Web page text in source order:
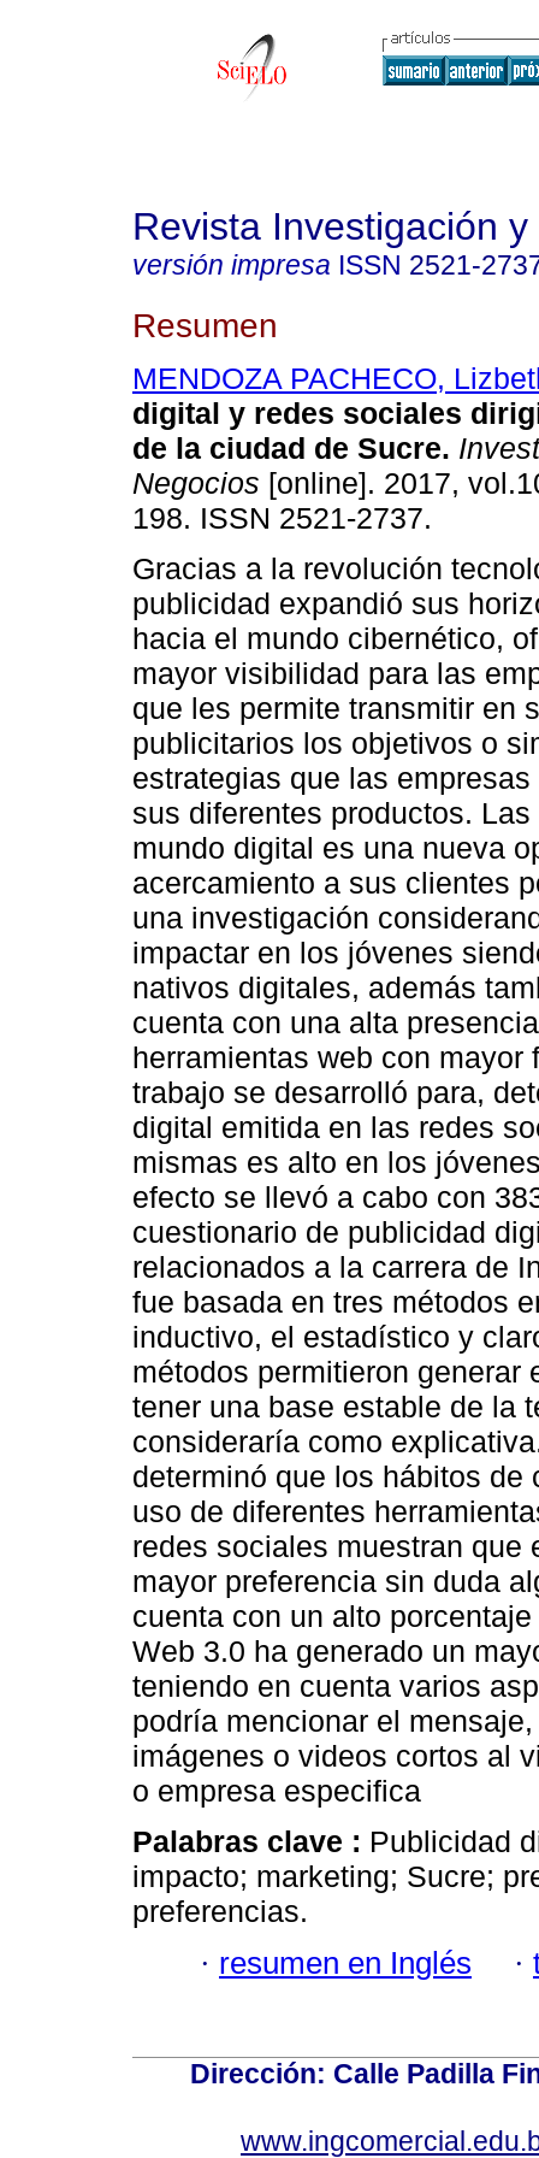
Revista Investigación
versión impresa ISSN 2521-
Resumen
MENDOZA PACHECO,
digital y redes sociales
de la ciudad de Sucre.
Negocios [online]. 2017,
198. ISSN 2521-2737.
Gracias a la revolución
publicidad expandió sus
hacia el mundo cibernético,
mayor visibilidad para las
que les permite transmitir en
publicitarios los objetivos o
estrategias que las
sus diferentes productos.
mundo digital es una nueva
acercamiento a sus clientes
una investigación
impactar en los jóvenes
nativos digitales, además
cuenta con una alta
herramientas web con
trabajo se desarrolló para,
digital emitida en las redes
mismas es alto en los
efecto se llevó a cabo con
cuestionario de publicidad
relacionados a la carrera de
fue basada en tres métodos
inductivo, el estadístico y
métodos permitieron
tener una base estable de la
consideraría como
determinó que los hábitos
uso de diferentes
redes sociales muestran que
mayor preferencia sin duda
cuenta con un alto
Web 3.0 ha generado un
teniendo en cuenta varios
podría mencionar el
imágenes o videos cortos al
o empresa especifica
Palabras clave : Publicidad
impacto; marketing; Sucre;
preferencias.
· resumen en Inglés ·
Dirección: Calle Padilla